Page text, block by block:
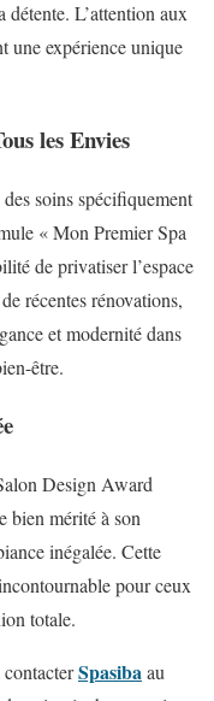
détente. L’attention aux
une expérience unique
les Envies
soins spécifiquement
« Mon Premier Spa
de privatiser l’espace
récentes rénovations,
et modernité dans
être.
Design Award
bien mérité à son
inégalée. Cette
pour ceux
totale.
contacterSpasibaau